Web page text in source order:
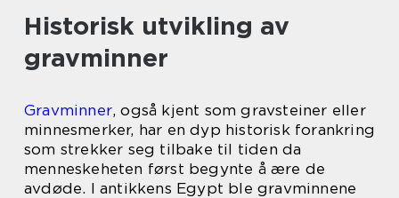
Historisk utvikling av
gravminner
Gravminner, også kjent som gravsteiner eller
minnesmerker, har en dyp historisk forankring
som strekker seg tilbake til tiden da
menneskeheten først begynte å ære de
avdøde. I antikkens Egypt ble gravminnene